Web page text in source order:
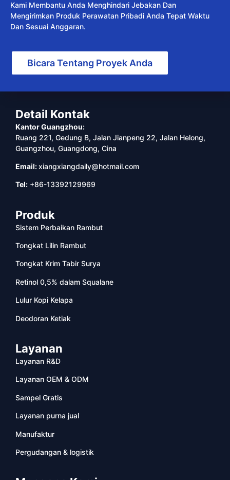
Kami Membantu Anda Menghindari Jebakan Dan
Mengirimkan Produk Perawatan Pribadi Anda Tepat Waktu
Dan Sesuai Anggaran.
Bicara Tentang Proyek Anda
Detail Kontak
Kantor Guangzhou:
Ruang 221, Gedung B, Jalan Jianpeng 22, Jalan Helong,
Guangzhou, Guangdong, Cina
Email:xiangxiangdaily@hotmail.com
Tel: +86-13392129969
Produk
Sistem Perbaikan Rambut
Tongkat Lilin Rambut
Tongkat Krim Tabir Surya
Retinol 0,5% dalam Squalane
Lulur Kopi Kelapa
Deodoran Ketiak
Layanan
Layanan R&D
Layanan OEM & ODM
Sampel Gratis
Layanan purna jual
Manufaktur
Pergudangan & logistik